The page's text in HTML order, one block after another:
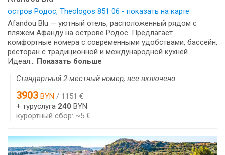
остров Родос, Theologos 851 06 - показать на карте
Afandou Blu — уютный отель, расположенный рядом с
пляжем Афанду на острове Родос. Предлагает
комфортные номера с современными удобствами, бассейн,
ресторан с традиционной и международной кухней.
Идеал... Показать больше
Стандартный 2-местный номер; все включено
3903 BYN / 1151 €
+ туруслуга 240 BYN
курортный сбор: ~5 €